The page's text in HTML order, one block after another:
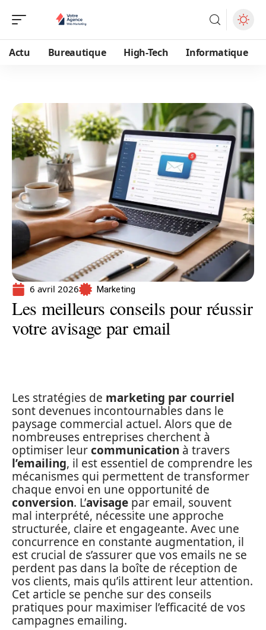
Actu Bureautique High-Tech Informatique
6 avril 2026 Marketing
Les meilleurs conseils pour réussir
votre avisage par email
Les stratégies de marketing par courriel
sont devenues incontournables dans le
paysage commercial actuel. Alors que de
nombreuses entreprises cherchent à
optimiser leurcommunication à travers
l’emailing, il est essentiel de comprendre les
mécanismes qui permettent de transformer
chaque envoi en une opportunité de
conversion. L’avisage par email, souvent
mal interprété, nécessite une approche
structurée, claire et engageante. Avec une
concurrence en constante augmentation, il
est crucial de s’assurer que vos emails ne se
perdent pas dans la boîte de réception de
vos clients, mais qu’ils attirent leur attention.
Cet article se penche sur des conseils
pratiques pour maximiser l’efficacité de vos
campagnes emailing.